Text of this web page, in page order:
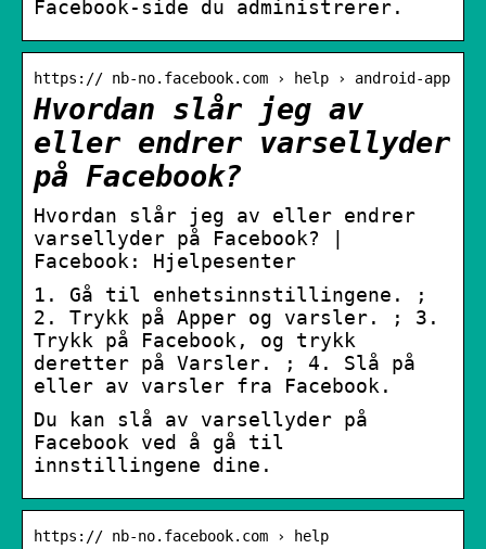
Facebook-side du administrerer.
https:// nb-no.facebook.com › help › android-app
Hvordan slår jeg av
eller endrer varsellyder
på Facebook?
Hvordan slår jeg av eller endrer
varsellyder på Facebook? |
Facebook: Hjelpesenter
1. Gå til enhetsinnstillingene. ;
2. Trykk på Apper og varsler. ; 3.
Trykk på Facebook, og trykk
deretter på Varsler. ; 4. Slå på
eller av varsler fra Facebook.
Du kan slå av varsellyder på
Facebook ved å gå til
innstillingene dine.
https:// nb-no.facebook.com › help